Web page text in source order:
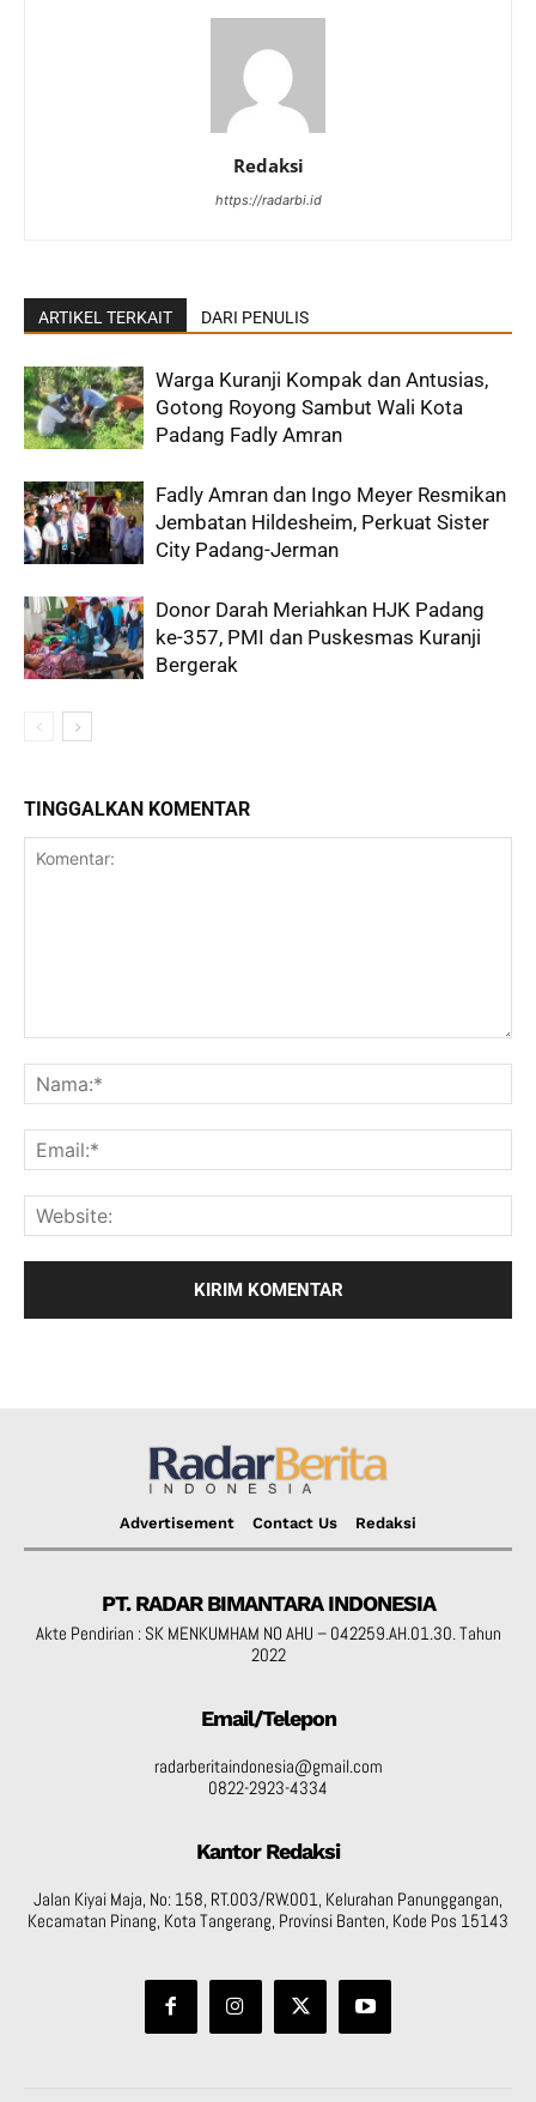
Redaksi
https://radarbi.id
ARTIKEL TERKAIT DARI PENULIS
Warga Kuranji Kompak dan Antusias,
Gotong Royong Sambut Wali Kota
Padang Fadly Amran
Fadly Amran dan Ingo Meyer Resmikan
Jembatan Hildesheim, Perkuat Sister
City Padang-Jerman
Donor Darah Meriahkan HJK Padang
ke-357, PMI dan Puskesmas Kuranji
Bergerak
TINGGALKAN KOMENTAR
Advertisement Contact Us Redaksi
PT. RADAR BIMANTARA INDONESIA
Akte Pendirian : SK MENKUMHAM NO AHU – 042259.AH.01.30. Tahun
2022
Email/Telepon
radarberitaindonesia@gmail.com
0822-2923-4334
Kantor Redaksi
Jalan Kiyai Maja, No: 158, RT.003/RW.001, Kelurahan Panunggangan,
Kecamatan Pinang, Kota Tangerang, Provinsi Banten, Kode Pos 15143